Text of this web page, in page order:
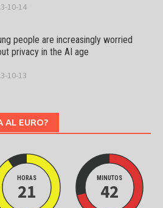
10-14
people are increasingly worried
privacy in the AI age
10-13
AL EURO?
HORAS
21
MINUTOS
42